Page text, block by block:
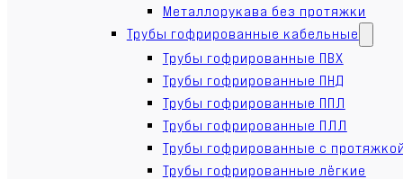
Металлорукава без протяжки
Трубы гофрированные кабельные
Трубы гофрированные ПВХ
Трубы гофрированные ПНД
Трубы гофрированные ППЛ
Трубы гофрированные ПЛЛ
Трубы гофрированные с
Трубы гофрированные лёгкие